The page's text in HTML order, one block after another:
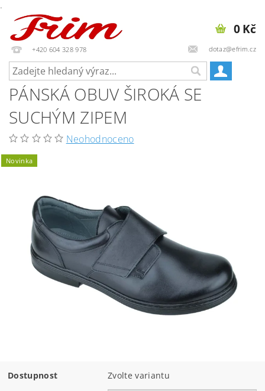
.
+420 604 328 978 dotaz@efrim.cz
0 Kč
PÁNSKÁ OBUV ŠIROKÁ SE
SUCHÝM ZIPEM
Neohodnoceno
Novinka
Dostupnost Zvolte variantu